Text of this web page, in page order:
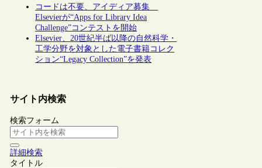
コードは不要、アイディア募集
Elsevierが“Apps for Library Idea
Challenge”コンテストを開始
Elsevier、20世紀半ば以降の自然科学・
工学分野を対象とした電子書籍コレク
ション“Legacy Collection”を発表
サイト内検索
検索フォーム
詳細検索
タイトル